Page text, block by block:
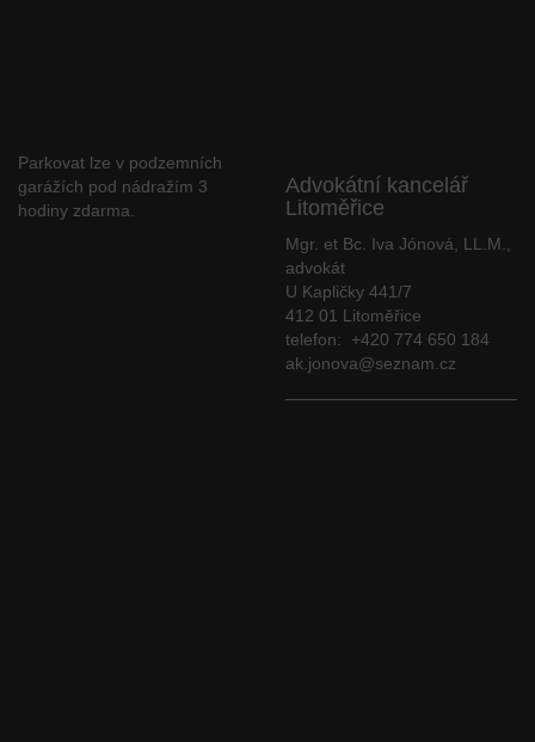
Parkovat lze v podzemních
garážích pod nádražím 3
hodiny zdarma.
Advokátní kancelář
Litoměřice
Mgr. et Bc. Iva Jónová, LL.M.,
advokát
U Kapličky 441/7
412 01 Litoměřice
telefon: +420 774 650 184
ak.jonova@seznam.cz